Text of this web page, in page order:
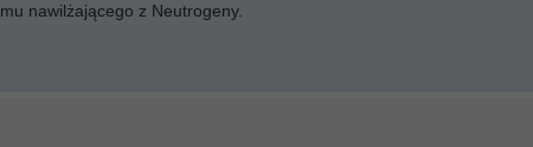
nawilżającego z Neutrogeny.